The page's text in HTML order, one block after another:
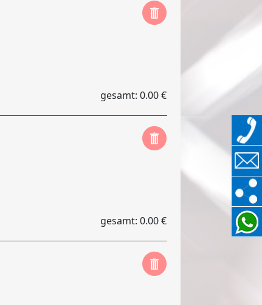
gesamt: 0.00 €
gesamt: 0.00 €